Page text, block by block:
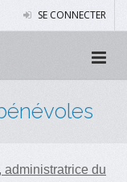
SE CONNECTER
administratrice du